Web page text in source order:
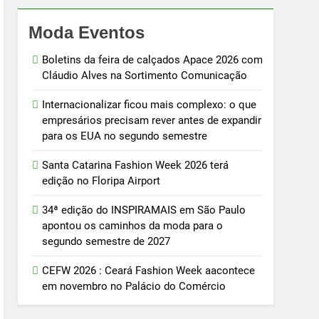
Moda Eventos
Boletins da feira de calçados Apace 2026 com
Cláudio Alves na Sortimento Comunicação
Internacionalizar ficou mais complexo: o que
empresários precisam rever antes de expandir
para os EUA no segundo semestre
Santa Catarina Fashion Week 2026 terá
edição no Floripa Airport
34ª edição do INSPIRAMAIS em São Paulo
apontou os caminhos da moda para o
segundo semestre de 2027
CEFW 2026 : Ceará Fashion Week aacontece
em novembro no Palácio do Comércio